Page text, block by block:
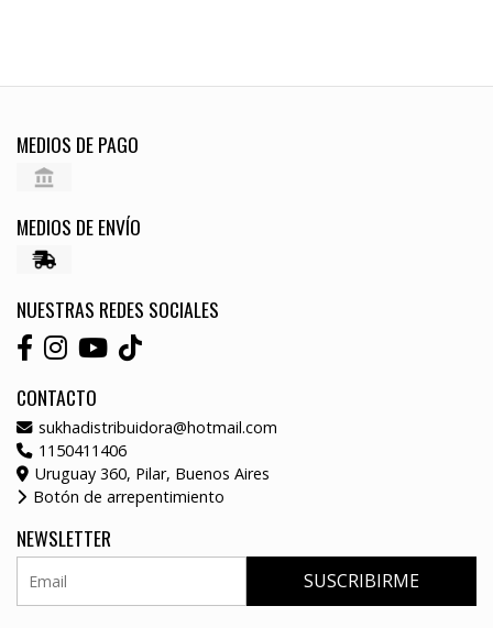
MEDIOS DE PAGO
MEDIOS DE ENVÍO
NUESTRAS REDES SOCIALES
CONTACTO
sukhadistribuidora@hotmail.com
1150411406
Uruguay 360, Pilar, Buenos Aires
Botón de arrepentimiento
NEWSLETTER
SUSCRIBIRME